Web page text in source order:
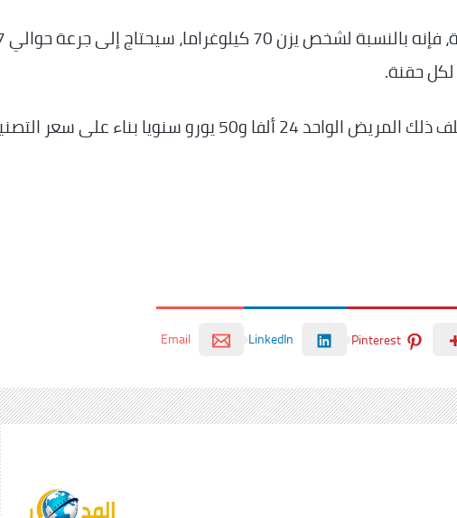
وبحسب تقديرات الاتحاد الألماني
حقنة.
يورو سنويا بناء على سعر التصنيع.
Pinterest
LinkedIn
Email